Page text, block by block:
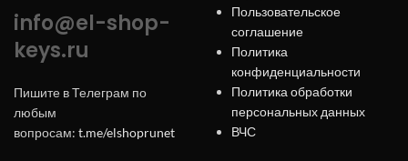
info@el-shop-
keys.ru
Пишите в Телеграм по
любым
вопросам: t.me/elshoprunet
Пользовательское
соглашение
Политика
конфиденциальности
Политика обработки
персональных данных
ВЧС